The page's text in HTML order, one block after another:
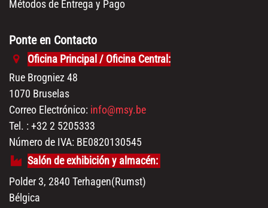
Métodos de Entrega y Pago
Ponte en Contacto
Oficina Principal / Oficina Central:
Rue Brogniez 48
1070 Bruselas
Correo Electrónico: info@msy.be
Tel. : +32 2 5205333
Número de IVA: BE0820130545
Salón de exhibición y almacén:
Polder 3, 2840 Terhagen(Rumst)
Bélgica